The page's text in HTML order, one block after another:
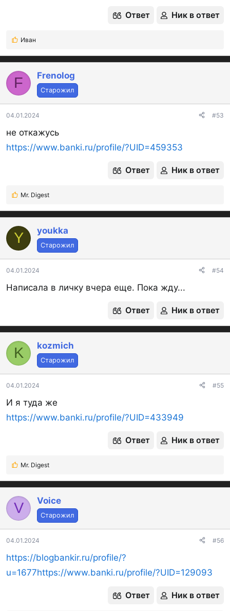
Ответ Ник в ответ
Р
а
к
и
и
Иван
F Frenolog
Старожил
04.01.2024 #53
не откажусь
https://www.banki.ru/profile/?UID=459353
Ответ Ник в ответ
Р
а
к
и
и
Mr. Digest
Y youkka
Старожил
04.01.2024 #54
Написала в личку вчера еще. Пока жду...
Ответ Ник в ответ
K kozmich
Старожил
04.01.2024 #55
И я туда же
https://www.banki.ru/profile/?UID=433949
Ответ Ник в ответ
Р
а
к
и
и
Mr. Digest
V Voice
Старожил
04.01.2024 #56
https://blogbankir.ru/profile/?
u=1677https://www.banki.ru/profile/?UID=129093
Ответ Ник в ответ